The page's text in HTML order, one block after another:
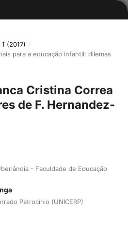
(2017) /
para a educação infantil: dilemas
Cristina Correa
de F. Hernandez-
- Faculdade de Educação
Patrocínio (UNICERP)